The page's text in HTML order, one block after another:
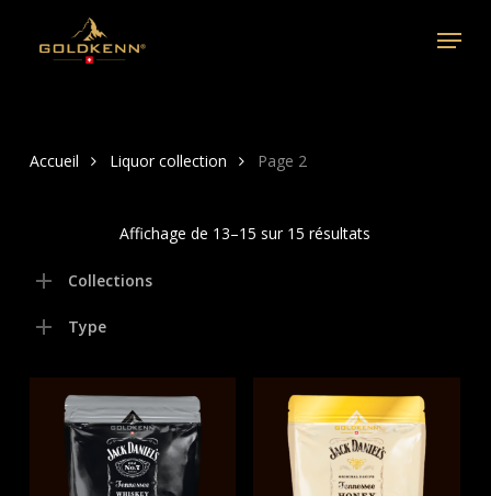
Menu
Affichage de 13–15 sur 15 résultats
Accueil Liquor collection Page 2
Collections
Type